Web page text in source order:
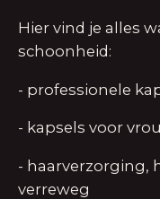
Hier vind je alles
schoonheid:
- professionele
- kapsels voor
- haarverzorging,
verreweg